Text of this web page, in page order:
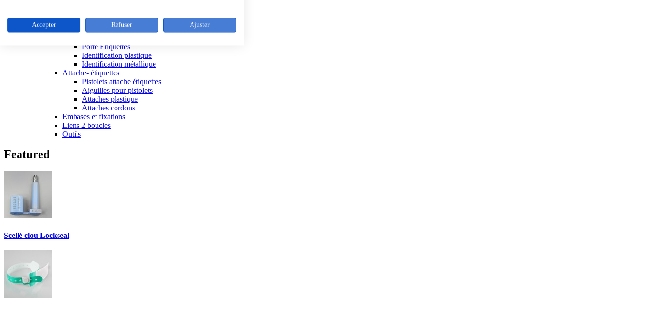
Outillage colliers metalliques
Attaches réutilisables
Porte Etiquettes
Identification plastique
Identification métallique
Attache- étiquettes
Pistolets attache étiquettes
Aiguilles pour pistolets
Attaches plastique
Attaches cordons
Embases et fixations
Liens 2 boucles
Outils
Featured
Scellé clou Lockseal
Accepter Refuser Ajuster